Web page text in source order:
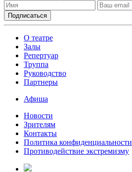
О театре
Залы
Репертуар
Труппа
Руководство
Партнеры
Афиша
Новости
Зрителям
Контакты
Политика конфиденциальности
Противодействие экстремизму